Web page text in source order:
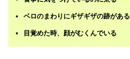
ベロのまわりにギザギザの跡がある
目覚めた時、顔がむくんでいる